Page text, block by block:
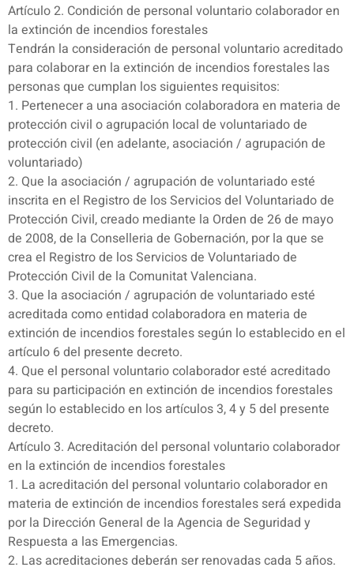
Artículo 2. Condición de personal voluntario colaborador en
la extinción de incendios forestales
Tendrán la consideración de personal voluntario acreditado
para colaborar en la extinción de incendios forestales las
personas que cumplan los siguientes requisitos:
1. Pertenecer a una asociación colaboradora en materia de
protección civil o agrupación local de voluntariado de
protección civil (en adelante, asociación / agrupación de
voluntariado)
2. Que la asociación / agrupación de voluntariado esté
inscrita en el Registro de los Servicios del Voluntariado de
Protección Civil, creado mediante la Orden de 26 de mayo
de 2008, de la Conselleria de Gobernación, por la que se
crea el Registro de los Servicios de Voluntariado de
Protección Civil de la Comunitat Valenciana.
3. Que la asociación / agrupación de voluntariado esté
acreditada como entidad colaboradora en materia de
extinción de incendios forestales según lo establecido en el
artículo 6 del presente decreto.
4. Que el personal voluntario colaborador esté acreditado
para su participación en extinción de incendios forestales
según lo establecido en los artículos 3, 4 y 5 del presente
decreto.
Artículo 3. Acreditación del personal voluntario colaborador
en la extinción de incendios forestales
1. La acreditación del personal voluntario colaborador en
materia de extinción de incendios forestales será expedida
por la Dirección General de la Agencia de Seguridad y
Respuesta a las Emergencias.
2. Las acreditaciones deberán ser renovadas cada 5 años.